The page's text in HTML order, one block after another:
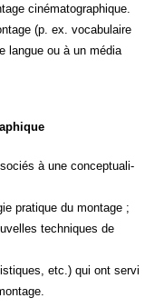
cinématographique.
(p. ex. voca­bu­laire
langue ou à un média
à une concep­tua­li­
pra­tique du montage ;
tech­niques de
etc.) qui ont ser­vi